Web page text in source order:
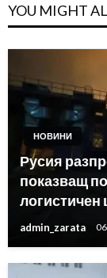
YOU MIGHT
НОВИНИ
Русия
показващ
логистичен
admin_zarata